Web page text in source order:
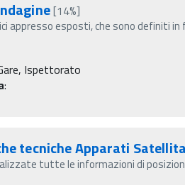
[14%]
appresso esposti, che sono definiti
Ispettorato
:
tecniche Apparati
tutte le informazioni di